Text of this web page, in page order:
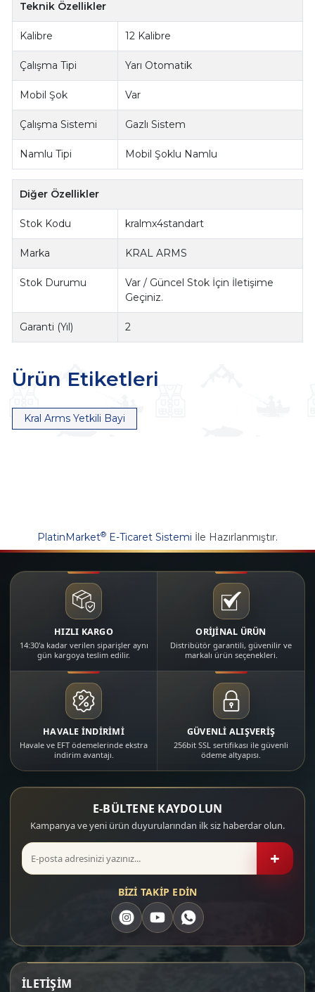
Teknik Özellikler
Kalibre 12 Kalibre
Çalışma Tipi Yarı Otomatik
Mobil Şok Var
Çalışma Sistemi Gazlı Sistem
Namlu Tipi Mobil Şoklu Namlu
Diğer Özellikler
Stok Kodu kralmx4standart
Marka KRAL ARMS
Stok Durumu
Var / Güncel Stok İçin İletişime
Geçiniz.
Garanti (Yıl) 2
Ürün Etiketleri
Kral Arms Yetkili Bayi
PlatinMarket® E-Ticaret Sistemi İle Hazırlanmıştır.
HIZLI KARGO
14:30'a kadar verilen siparişler aynı
gün kargoya teslim edilir.
ORİJİNAL ÜRÜN
Distribütör garantili, güvenilir ve
markalı ürün seçenekleri.
HAVALE İNDİRİMİ
Havale ve EFT ödemelerinde ekstra
indirim avantajı.
GÜVENLİ ALIŞVERİŞ
256bit SSL sertifikası ile güvenli
ödeme altyapısı.
E-BÜLTENE KAYDOLUN
Kampanya ve yeni ürün duyurularından ilk siz haberdar olun.
+
BİZİ TAKİP EDİN
İLETİŞİM